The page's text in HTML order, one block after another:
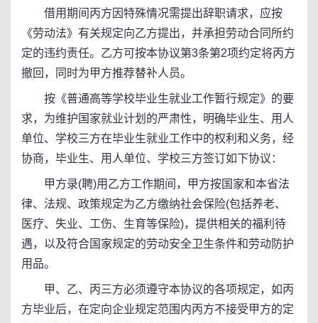
借用期间丙方因特殊情况需提出辞职请求，应按
《劳动法》有关规定向乙方提出，并承担劳动合同所约
定的违约责任。乙方可按本协议第3条第2项约定将丙方
撤回，同时为甲方推荐替补人员。
按《普通高等学校毕业生就业工作暂行规定》的要
求，为维护国家就业计划的严肃性，明确毕业生、用人
单位、学校三方在毕业生就业工作中的权利和义务，经
协商，毕业生、用人单位、学校三方签订如下协议：
甲方录(聘)用乙方工作期间，甲方按国家和本省法
律、法规、政策规定为乙方缴纳社会保险(包括养老、
医疗、失业、工伤、生育等保险)，提供相关的福利待
遇，以及符合国家规定的劳动安全卫生条件和劳动防护
用品。
甲、乙、丙三方必须遵守本协议的各项规定，如丙
方毕业后，在定向企业规定范围内丙方不接受甲方的定